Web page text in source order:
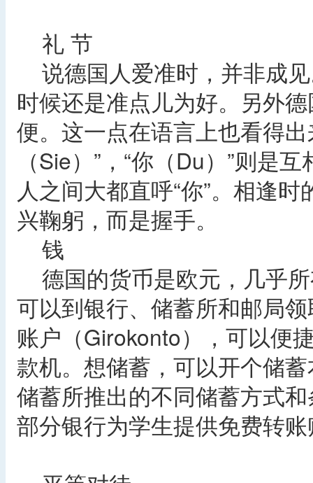
礼 节
说德国人爱准时，并非成
时候还是准点儿为好。另外
便。这一点在语言上也看得
（Sie）”，“你（Du）”则是
人之间大都直呼“你”。相逢
兴鞠躬，而是握手。
钱
德国的货币是欧元，几乎
可以到银行、储蓄所和邮局
账户（Girokonto），可以便
款机。想储蓄，可以开个储
储蓄所推出的不同储蓄方式
部分银行为学生提供免费转